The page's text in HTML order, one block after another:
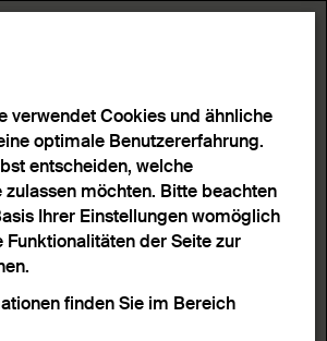
verwendet Cookies und ähnliche
optimale Benutzererfahrung.
entscheiden, welche
zulassen möchten. Bitte beachten
Ihrer Einstellungen womöglich
Funktionalitäten der Seite zur
finden Sie im Bereich